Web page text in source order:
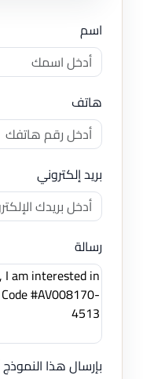
اسم
هاتف
بريد إلكتروني
رسالة
بإرسال هذا